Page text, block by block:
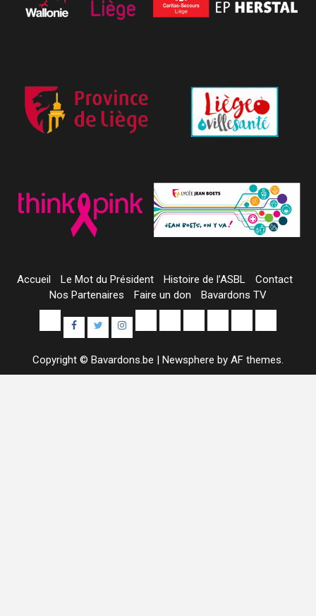
Accueil Le Mot du Président Histoire de l’ASBL
Contact
Nos Partenaires
Faire un don
Bavardons TV
Yelp
Facebook
TwitterInstagram
de
Copyright © Bavardons.be | Newsphere by AF themes.